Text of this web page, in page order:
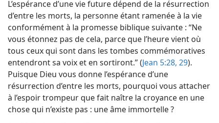
L’espérance d’une vie future dépend de la résurrection
d’entre les morts, la personne étant ramenée à la vie
conformément à la promesse biblique suivante : “Ne
vous étonnez pas de cela, parce que l’heure vient où
tous ceux qui sont dans les tombes commémoratives
entendront sa voix et en sortiront.” (Jean 5:28, 29).
Puisque Dieu vous donne l’espérance d’une
résurrection d’entre les morts, pourquoi vous attacher
à l’espoir trompeur que fait naître la croyance en une
chose qui n’existe pas : une âme immortelle ?